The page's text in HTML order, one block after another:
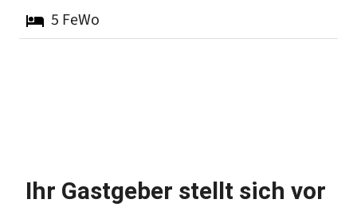
5 FeWo
Ihr Gastgeber stellt sich vor